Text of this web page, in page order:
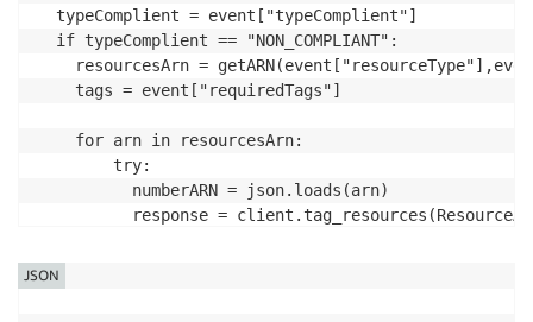
  typeComplient = event["typeComplient"]
  if typeComplient == "NON_COMPLIANT":
resourcesArn =
    tags = event["requiredTags"]
    for arn in resourcesArn:
        try:
          numberARN = json.loads(arn)
response =
        except Exception as e:
JSON